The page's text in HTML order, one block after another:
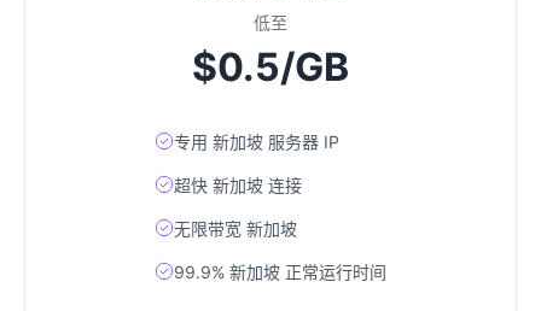
低至
$0.5/GB
专用 新加坡 服务器 IP
超快 新加坡 连接
无限带宽 新加坡
99.9% 新加坡 正常运行时间